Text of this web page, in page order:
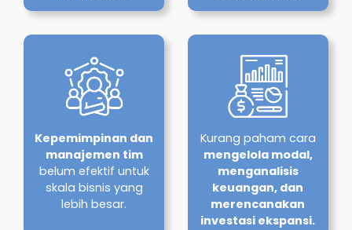
Kepemimpinan dan
manajemen tim
belum efektif untuk
skala bisnis yang
lebih besar.
Kurang paham cara
mengelola modal,
menganalisis
keuangan, dan
merencanakan
investasi ekspansi.